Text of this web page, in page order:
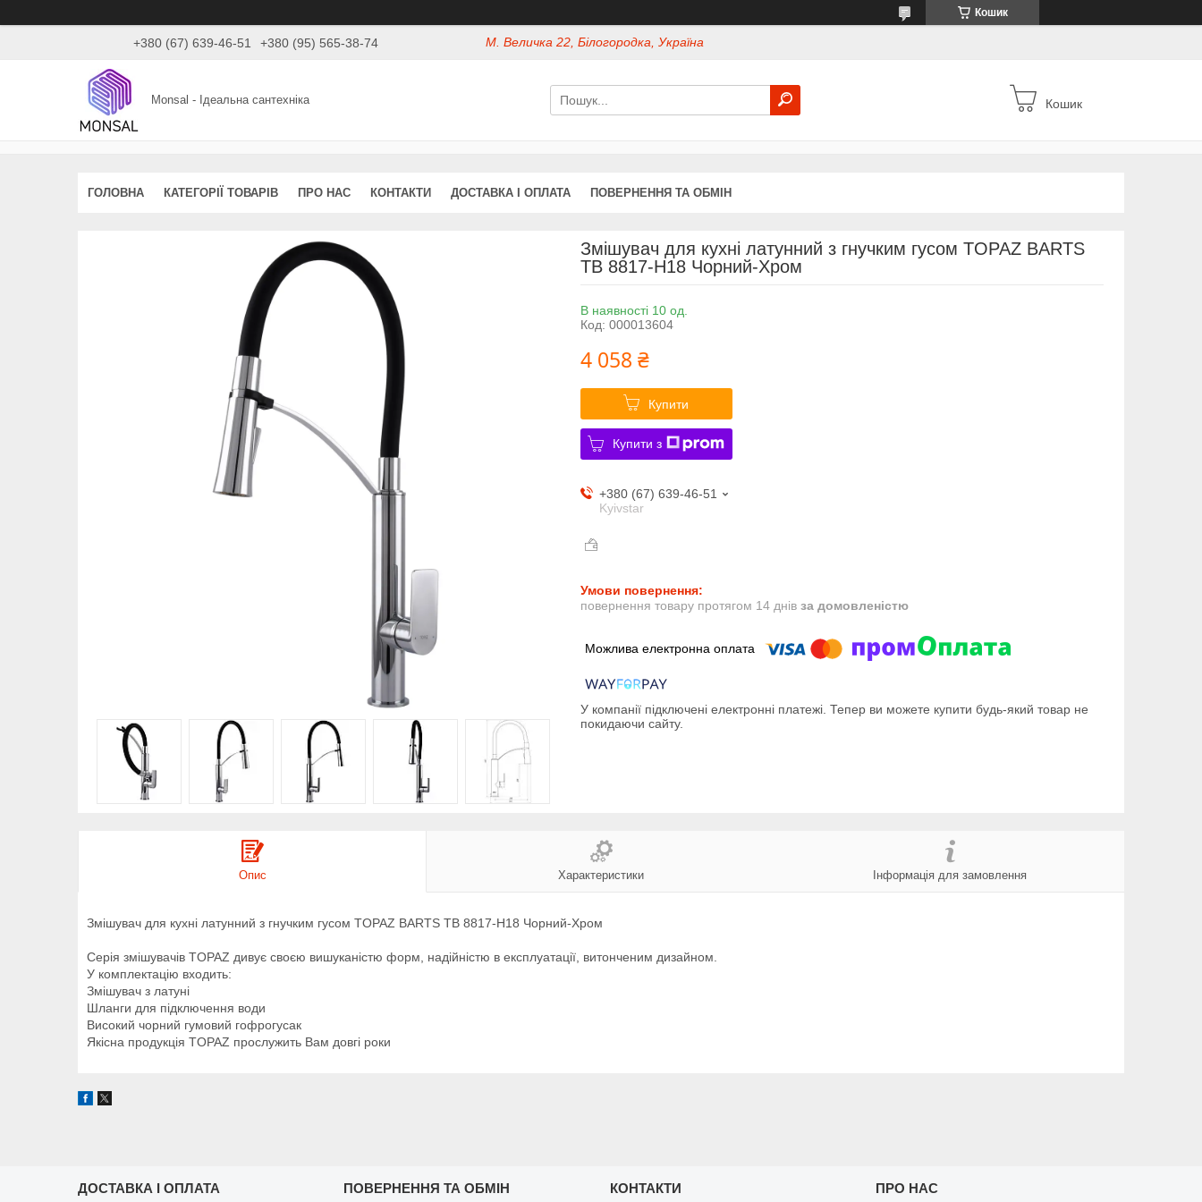
Кошик
+380 (67) 639-46-51 +380 (95) 565-38-74 М. Величка 22, Білогородка, Україна
Monsal - Ідеальна сантехніка Кошик
ГОЛОВНА КАТЕГОРІЇ ТОВАРІВ ПРО НАС КОНТАКТИ ДОСТАВКА І ОПЛАТА ПОВЕРНЕННЯ ТА ОБМІН
Змішувач для кухні латунний з гнучким гусом TOPAZ BARTS
TB 8817-H18 Чорний-Хром
В наявності 10 од.
Код: 000013604
4 058 ₴
Купити
Купити з
+380 (67) 639-46-51
Kyivstar
повернення товару протягом 14 днів за домовленістю
У компанії підключені електронні платежі. Тепер ви можете купити будь-який товар не
покидаючи сайту.
Опис Характеристики Інформація для замовлення
Змішувач для кухні латунний з гнучким гусом TOPAZ BARTS TB 8817-H18 Чорний-Хром
Серія змішувачів TOPAZ дивує своєю вишуканістю форм, надійністю в експлуатації, витонченим дизайном.
У комплектацію входить:
Змішувач з латуні
Шланги для підключення води
Високий чорний гумовий гофрогусак
Якісна продукція TOPAZ прослужить Вам довгі роки
ДОСТАВКА І ОПЛАТА ПОВЕРНЕННЯ ТА ОБМІН КОНТАКТИ ПРО НАС